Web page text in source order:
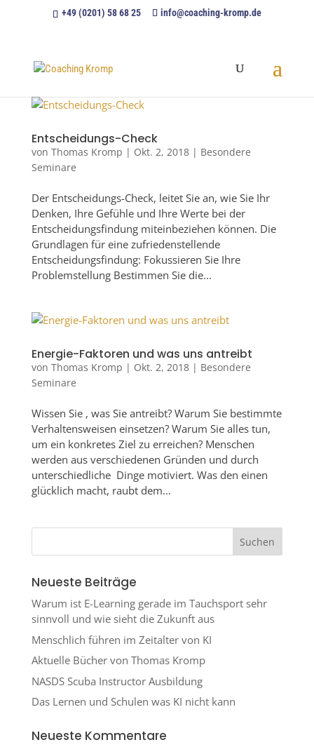
+49 (0201) 58 68 25 info@coaching-kromp.de
Entscheidungs-Check
von Thomas Kromp | Okt. 2, 2018| Besondere
Seminare
Der Entscheidungs-Check, leitet Sie an, wie Sie Ihr
Denken, Ihre Gefühle und Ihre Werte bei der
Entscheidungsfindung miteinbeziehen können. Die
Grundlagen für eine zufriedenstellende
Entscheidungsfindung: Fokussieren Sie Ihre
Problemstellung Bestimmen Sie die...
Energie-Faktoren und was uns antreibt
von Thomas Kromp | Okt. 2, 2018| Besondere
Seminare
Wissen Sie , was Sie antreibt? Warum Sie bestimmte
Verhaltensweisen einsetzen? Warum Sie alles tun,
um ein konkretes Ziel zu erreichen? Menschen
werden aus verschiedenen Gründen und durch
unterschiedliche Dinge motiviert. Was den einen
glücklich macht, raubt dem...
Neueste Beiträge
Warum ist E-Learning gerade im Tauchsport sehr
sinnvoll und wie sieht die Zukunft aus
Menschlich führen im Zeitalter von KI
Aktuelle Bücher von Thomas Kromp
NASDS Scuba Instructor Ausbildung
Das Lernen und Schulen was KI nicht kann
Neueste Kommentare